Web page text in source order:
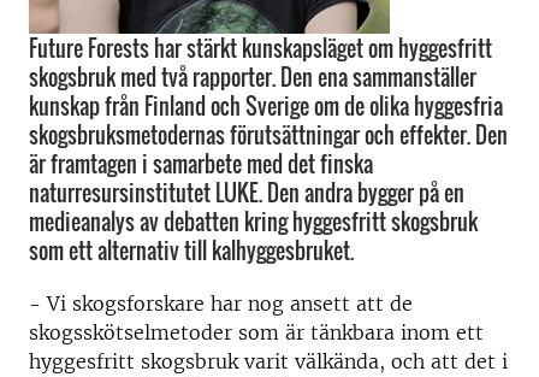
Future Forests har stärkt kunskapsläget om hyggesfritt
skogsbruk med två rapporter. Den ena sammanställer
kunskap från Finland och Sverige om de olika hyggesfria
skogsbruksmetodernas förutsättningar och effekter. Den
är framtagen i samarbete med det finska
naturresursinstitutet LUKE. Den andra bygger på en
medieanalys av debatten kring hyggesfritt skogsbruk
som ett alternativ till kalhyggesbruket.
- Vi skogsforskare har nog ansett att de
skogsskötselmetoder som är tänkbara inom ett
hyggesfritt skogsbruk varit välkända, och att det i